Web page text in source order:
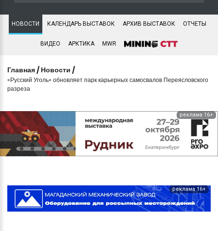
НОВОСТИ КАЛЕНДАРЬ ВЫСТАВОК АРХИВ ВЫСТАВОК ОТЧЕТЫ
ВИДЕО АРКТИКА MWR
Главная / Новости /
«Русский Уголь» обновляет парк карьерных самосвалов Переясловского
разреза
реклама 16+
реклама 16+